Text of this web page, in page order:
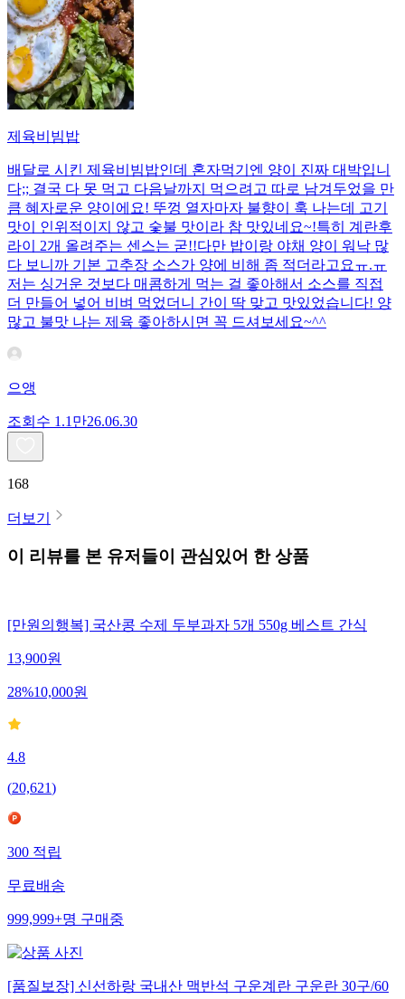
제육비빔밥
배달로 시킨 제육비빔밥인데 혼자먹기엔 양이 진짜 대박입니
다;; 결국 다 못 먹고 다음날까지 먹으려고 따로 남겨두었을 만
큼 혜자로운 양이에요! 뚜껑 열자마자 불향이 훅 나는데 고기
맛이 인위적이지 않고 숯불 맛이라 참 맛있네요~!특히 계란후
라이 2개 올려주는 센스는 굳!! ​다만 밥이랑 야채 양이 워낙 많
다 보니까 기본 고추장 소스가 양에 비해 좀 적더라고요ㅠ.ㅠ
저는 싱거운 것보다 매콤하게 먹는 걸 좋아해서 소스를 직접
더 만들어 넣어 비벼 먹었더니 간이 딱 맞고 맛있었습니다! 양
많고 불맛 나는 제육 좋아하시면 꼭 드셔보세요~^^
으앵
조회수 1.1만26.06.30
168
더보기
이 리뷰를 본 유저들이 관심있어 한 상품
[만원의행복] 국산콩 수제 두부과자 5개 550g 베스트 간식
13,900원
28%10,000원
4.8
(20,621)
300적립
무료배송
999,999+명구매중
[품질보장] 신선하랑 국내산 맥반석 구운계란 구운란 30구/60